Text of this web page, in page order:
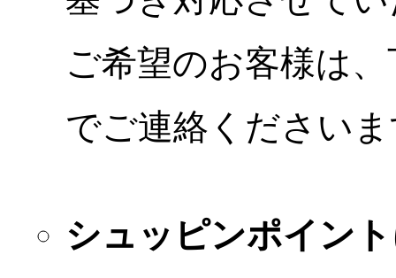
ご希望のお客様は
でご連絡ください
シュッピンポイン